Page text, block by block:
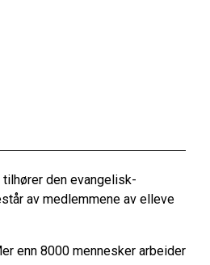
den evangelisk-
av medlemmene av elleve
enn 8000 mennesker arbeider